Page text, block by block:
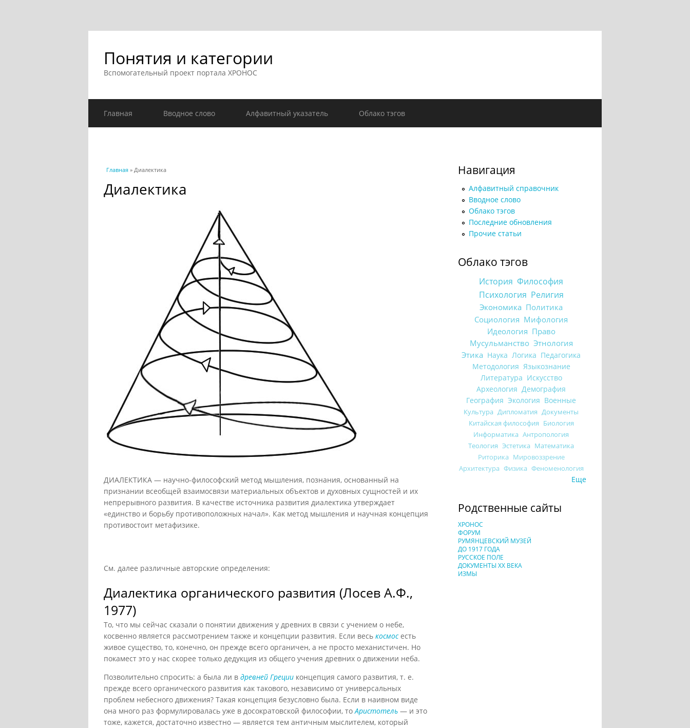
Понятия и категории
Вспомогательный проект портала ХРОНОС
Главная Вводное слово Алфавитный указатель Облако тэгов
Вы здесь
Главная » Диалектика
Диалектика
ДИАЛЕКТИКА — научно-философский метод мышления, познания, основанный на
признании всеобщей взаимосвязи материальных объектов и духовных сущностей и их
непрерывного развития. В качестве источника развития диалектика утверждает
«единство и борьбу противоположных начал». Как метод мышления и научная концепция
противостоит метафизике.
См. далее различные авторские определения:
Диалектика органического развития (Лосев А.Ф.,
1977)
То, что мы сейчас сказали о понятии движения у древних в связи с учением о небе,
косвенно является рассмотрением также и концепции развития. Если весь космосесть
живое существо, то, конечно, он прежде всего органичен, а не просто механистичен. Но
покамест это у нас скорее только дедукция из общего учения древних о движении неба.
Позволительно спросить: а была ли в древней Греции концепция самого развития, т. е.
прежде всего органического развития как такового, независимо от универсальных
проблем небесного движения? Такая концепция безусловно была. Если в наивном виде
она много раз формулировалась уже в досократовской философии, тоАристотель — и это
тоже, кажется, достаточно известно — является тем античным мыслителем, который
Навигация
Алфавитный справочник
Вводное слово
Облако тэгов
Последние обновления
Прочие статьи
Облако тэгов
История Философия
Психология Религия
Экономика Политика
Социология Мифология
Идеология Право
Мусульманство Этнология
Этика Наука Логика Педагогика
Методология Языкознание
Литература Искусство
Археология Демография
География Экология Военные
Культура Дипломатия Документы
Китайская философия Биология
Информатика Антропология
Теология Эстетика Математика
Риторика Мировоззрение
Архитектура Физика Феноменология
Еще
Родственные сайты
ХРОНОС
ФОРУМ
РУМЯНЦЕВСКИЙ МУЗЕЙ
ДО 1917 ГОДА
РУССКОЕ ПОЛЕ
ДОКУМЕНТЫ XX ВЕКА
ИЗМЫ